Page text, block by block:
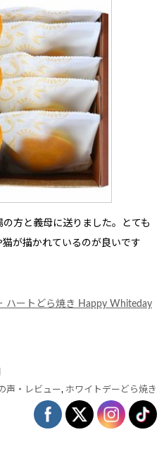
の方と義母に送りました。とても
が描かれているのが良いです
ハートどら焼き Happy Whiteday
声・レビュー, ホワイトデーどら焼き